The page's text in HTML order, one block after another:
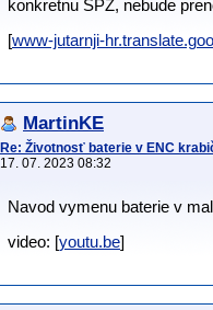
konkretnu ŠPZ, nebude
[www-jutarnji-
MartinKE
Re: Životnosť baterie v ENC
17. 07. 2023 08:32
Navod vymenu baterie v
video: [youtu.be]